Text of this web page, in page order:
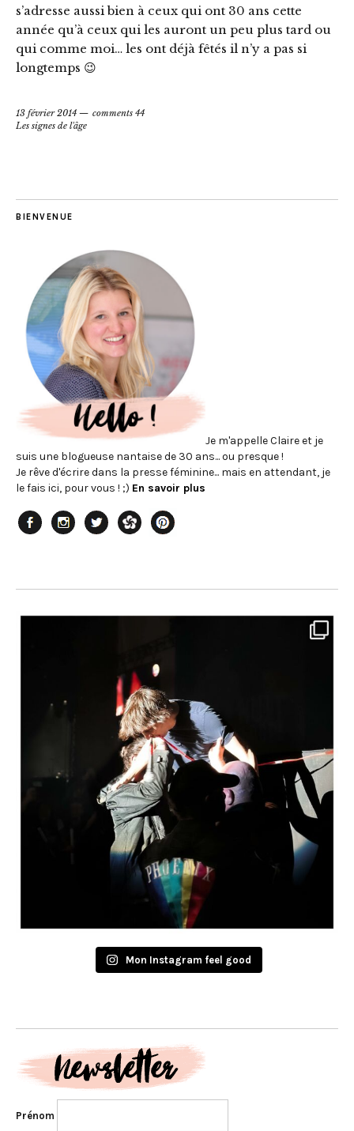
s’adresse aussi bien à ceux qui ont 30 ans cette
année qu’à ceux qui les auront un peu plus tard ou
qui comme moi… les ont déjà fêtés il n’y a pas si
longtemps 😉
13 février 2014
comments 44
Les signes de l'âge
BIENVENUE
Je m'appelle Claire et je
suis une blogueuse nantaise de 30 ans... ou presque !
Je rêve d'écrire dans la presse féminine... mais en attendant, je
le fais ici, pour vous ! ;) En savoir plus
Mon Instagram feel good
Prénom